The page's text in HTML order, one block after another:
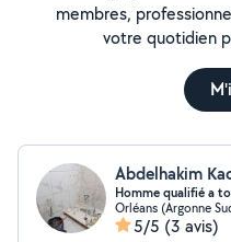
membres,
votre quotidien
Abdelhakim
Homme qualifié a
Orléans (Argonne
5/5 (3 avis)